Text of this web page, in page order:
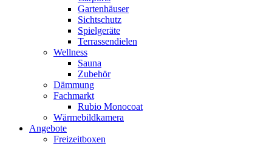
Gartenhäuser
Sichtschutz
Spielgeräte
Terrassendielen
Wellness
Sauna
Zubehör
Dämmung
Fachmarkt
Rubio Monocoat
Wärmebildkamera
Angebote
Freizeitboxen